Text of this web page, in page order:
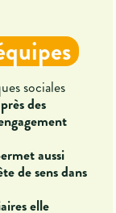
sociales
des
aussi
de sens dans
elle